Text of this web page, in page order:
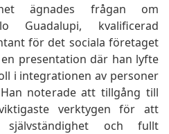
ägnades frågan om
Guadalupi, kvalificerad
för det sociala företaget
presentation där han lyfte
i integrationen av personer
noterade att tillgång till
verktygen för att
självständighet och fullt